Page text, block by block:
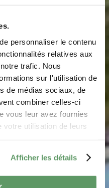
personnaliser le contenu
relatives aux
trafic. Nous
sur l'utilisation de
de médias sociaux, de
combiner celles-ci
vous leur avez fournies
votre utilisation de leurs
Afficher les détails
Wege